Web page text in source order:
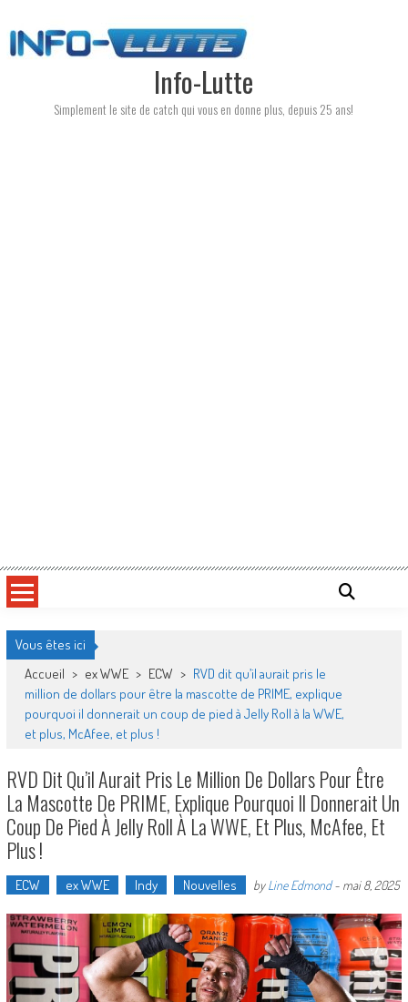
to
content
Info-Lutte
Simplement le site de catch qui vous en donne plus, depuis 25 ans!
Vous êtes ici
Accueil > ex WWE > ECW > RVD dit qu’il aurait pris le
million de dollars pour être la mascotte de PRIME, explique
pourquoi il donnerait un coup de pied à Jelly Roll à la WWE,
et plus, McAfee, et plus !
RVD Dit Qu’il Aurait Pris Le Million De Dollars Pour Être
La Mascotte De PRIME, Explique Pourquoi Il Donnerait Un
Coup De Pied À Jelly Roll À La WWE, Et Plus, McAfee, Et
Plus !
ECW ex WWE Indy Nouvelles byLine Edmond- mai 8, 2025